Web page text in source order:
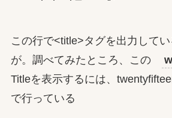
この行で<title>タグを出力して
が。調べてみたところ、この
Titleを表示するには、
で行っている